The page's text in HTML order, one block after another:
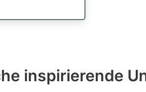
inspirierende